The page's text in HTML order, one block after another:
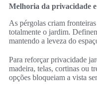
Melhoria da privacidade
As pérgolas criam
totalmente o jardim.
mantendo a leveza do
Para reforçar privacidade
madeira, telas, cortinas ou
opções bloqueiam a vista